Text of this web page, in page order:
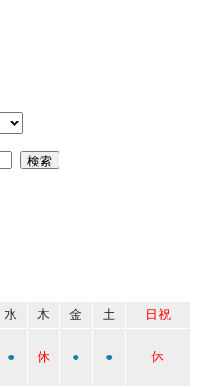
水 木 金 土
日祝
● 休 ● ● 休